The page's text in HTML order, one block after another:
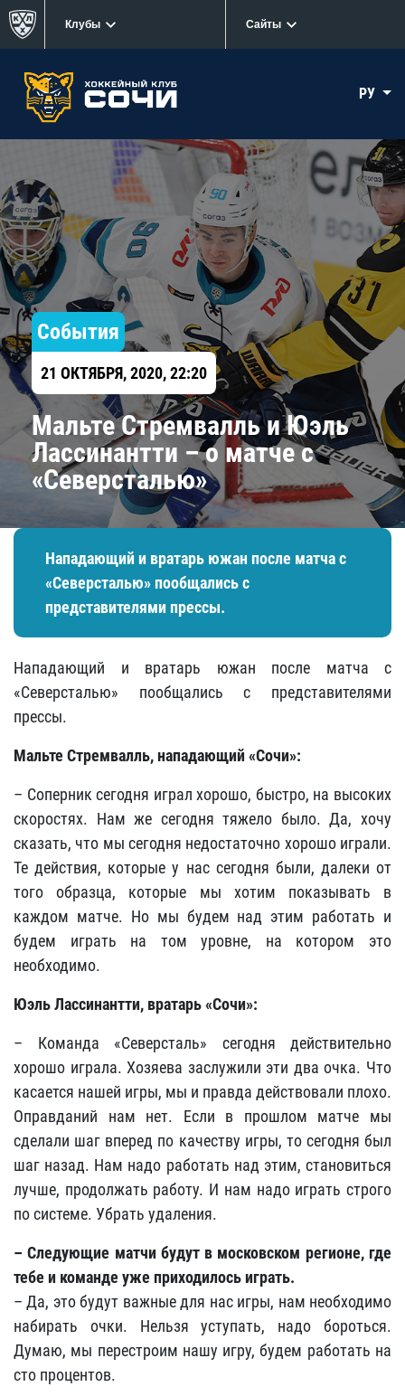
Клубы Сайты
РУ
События
21 ОКТЯБРЯ, 2020, 22:20
Мальте Стремвалль и Юэль
Лассинантти – о матче с
«Северсталью»
Нападающий и вратарь южан после матча с
«Северсталью» пообщались с
представителями прессы.
Нападающий и вратарь южан после матча с
«Северсталью» пообщались с представителями
прессы.
Мальте Стремвалль, нападающий «Сочи»:
– Соперник сегодня играл хорошо, быстро, на высоких
скоростях. Нам же сегодня тяжело было. Да, хочу
сказать, что мы сегодня недостаточно хорошо играли.
Те действия, которые у нас сегодня были, далеки от
того образца, которые мы хотим показывать в
каждом матче. Но мы будем над этим работать и
будем играть на том уровне, на котором это
необходимо.
Юэль Лассинантти, вратарь «Сочи»:
– Команда «Северсталь» сегодня действительно
хорошо играла. Хозяева заслужили эти два очка. Что
касается нашей игры, мы и правда действовали плохо.
Оправданий нам нет. Если в прошлом матче мы
сделали шаг вперед по качеству игры, то сегодня был
шаг назад. Нам надо работать над этим, становиться
лучше, продолжать работу. И нам надо играть строго
по системе. Убрать удаления.
– Следующие матчи будут в московском регионе, где
тебе и команде уже приходилось играть.
– Да, это будут важные для нас игры, нам необходимо
набирать очки. Нельзя уступать, надо бороться.
Думаю, мы перестроим нашу игру, будем работать на
сто процентов.